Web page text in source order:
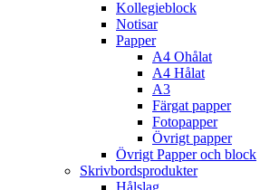
Kollegieblock
Notisar
Papper
A4 Ohålat
A4 Hålat
A3
Färgat papper
Fotopapper
Övrigt papper
Övrigt Papper och block
Skrivbordsprodukter
Hålslag